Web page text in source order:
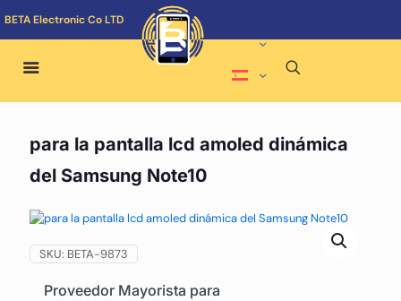
BETA Electronic Co LTD
para la pantalla lcd amoled dinámica
del Samsung Note10
SKU: BETA-9873
Proveedor Mayorista para